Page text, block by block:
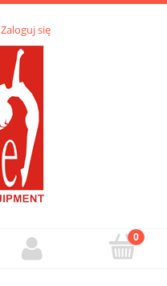
Zaloguj się